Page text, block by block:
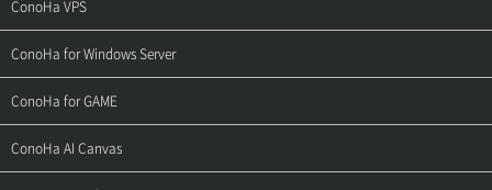
用語集
お問い合わせ
ご利用ガイド
お乗り換えガイド
よくある質問
ConoHa VPS
サポートトップ
ご利用ガイド
APIドキュメントVPS2.0
ConoHa for Windows Server
サポートトップ
ご利用ガイド
ConoHa for GAME
サポートトップ
ConoHa AI Canvas